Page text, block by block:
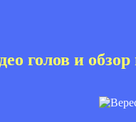
голов и обзор